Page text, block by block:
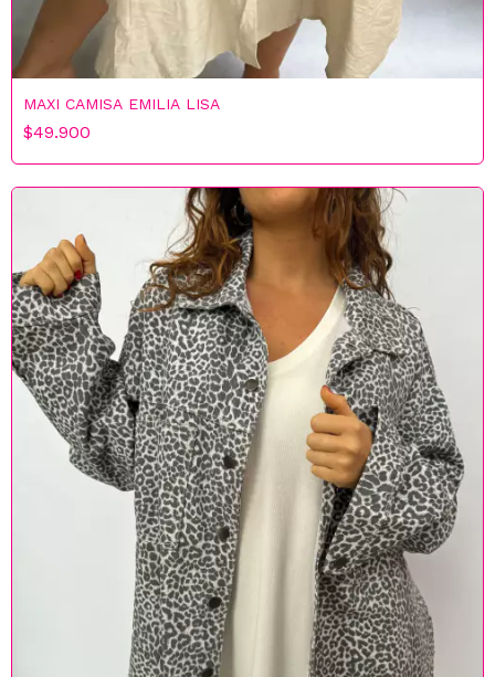
MAXI CAMISA EMILIA LISA
$49.900